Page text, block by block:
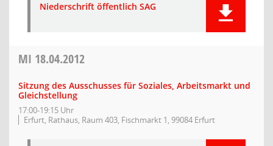
Niederschrift öffentlich SAG
MI 18.04.2012
Sitzung des Ausschusses für Soziales, Arbeitsmarkt und
Gleichstellung
17:00-19:15 Uhr
Erfurt, Rathaus, Raum 403, Fischmarkt 1, 99084 Erfurt